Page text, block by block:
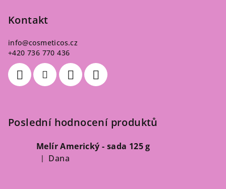
Kontakt
info@cosmeticos.cz
+420 736 770 436
Poslední hodnocení produktů
Melír Americký - sada 125 g
Hodnocení produktu je 5 z 5 hvězdiček.
| Dana